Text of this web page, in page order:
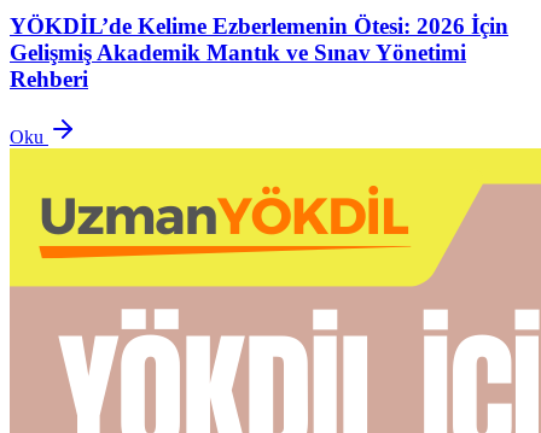
YÖKDİL’de Kelime Ezberlemenin Ötesi: 2026 İçin
Gelişmiş Akademik Mantık ve Sınav Yönetimi
Rehberi
Oku